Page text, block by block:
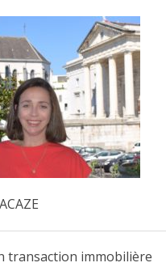
transaction immobilière